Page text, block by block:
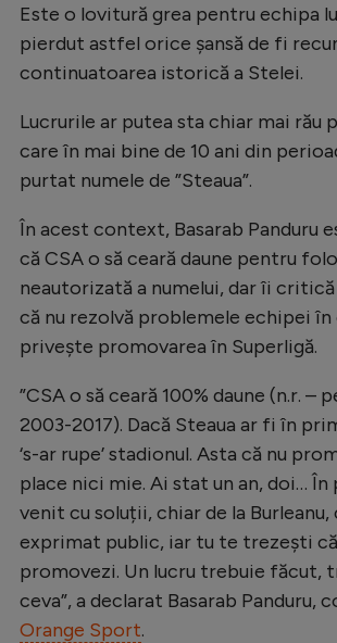
Tenis
Handbal
Formula 1
Gimnastică
Auto
Rugby
Ciclism
Alte sporturi
JO 2024
JO 2026
Intră în cont
Creează cont
Este o lovitură grea pentru echipa
pierdut astfel orice șansă de fi
continuatoarea istorică a Stelei.
Lucrurile ar putea sta chiar mai rău
care în mai bine de 10 ani din
purtat numele de ”Steaua”.
În acest context, Basarab Panduru
că CSA o să ceară daune pentru
neautorizată a numelui, dar îi
că nu rezolvă problemele echipei în
privește promovarea în Superligă.
”CSA o să ceară 100% daune (n.r. –
2003-2017). Dacă Steaua ar fi în
‘s-ar rupe’ stadionul. Asta că nu
place nici mie. Ai stat un an, doi… În
venit cu soluții, chiar de la Burleanu,
exprimat public, iar tu te trezești
promovezi. Un lucru trebuie făcut,
ceva”, a declarat Basarab Panduru,
Orange Sport.